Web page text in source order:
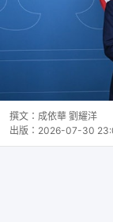
撰文： 成依華 劉耀洋
出版： 2026-07-30